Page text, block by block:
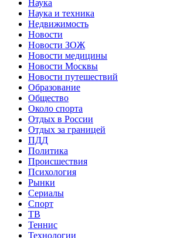
Наука
Наука и техника
Недвижимость
Новости
Новости ЗОЖ
Новости медицины
Новости Москвы
Новости путешествий
Образование
Общество
Около спорта
Отдых в России
Отдых за границей
ПДД
Политика
Происшествия
Психология
Рынки
Сериалы
Спорт
ТВ
Теннис
Технологии